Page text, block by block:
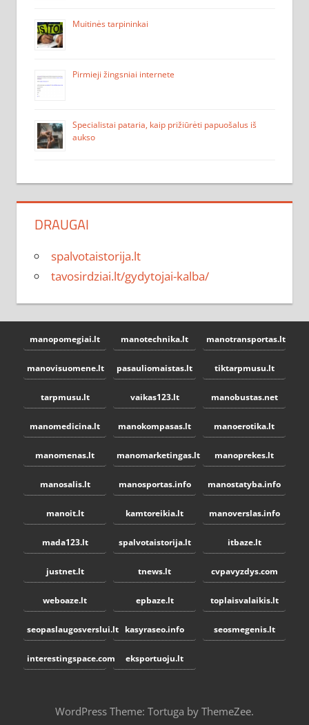
Muitinės tarpininkai
Pirmieji žingsniai internete
Specialistai pataria, kaip prižiūrėti papuošalus iš
aukso
DRAUGAI
spalvotaistorija.lt
tavosirdziai.lt/gydytojai-kalba/
manopomegiai.lt manotechnika.lt manotransportas.lt
manovisuomene.lt pasauliomaistas.lt tiktarpmusu.lt
tarpmusu.lt vaikas123.lt manobustas.net
manomedicina.lt manokompasas.lt manoerotika.lt
manomenas.lt manomarketingas.lt manoprekes.lt
manosalis.lt manosportas.info manostatyba.info
manoit.lt kamtoreikia.lt manoverslas.info
mada123.lt spalvotaistorija.lt itbaze.lt
justnet.lt tnews.lt cvpavyzdys.com
weboaze.lt epbaze.lt toplaisvalaikis.lt
seopaslaugosverslui.lt kasyraseo.info seosmegenis.lt
interestingspace.com eksportuoju.lt
WordPress Theme: Tortuga by ThemeZee.